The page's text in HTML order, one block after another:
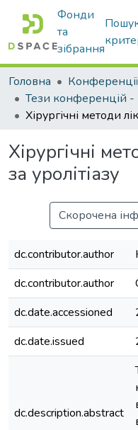
Фонди
та
зібрання
Головна
Тези конференцій
Хірургічні
за уролітіазу
Скорочена
dc.contributor.author
dc.contributor.author
dc.date.accessioned
dc.date.issued
dc.description.abstract